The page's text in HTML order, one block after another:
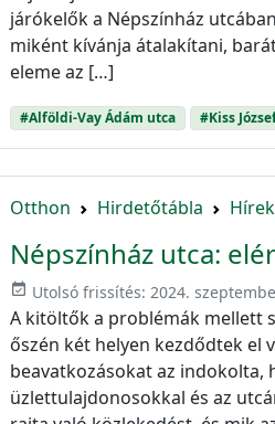
járókelők a Népszínház
miként kívánja átalakítani,
eleme az […]
#Alföldi-Vay Ádám utca #Kiss
Otthon Hirdetőtábla Hírek
Népszínház utca:
event_available Utolsó frissítés:2024.
A kitöltők a problémák mellett
őszén két helyen kezdődtek el
beavatkozásokat az indokolta,
üzlettulajdonosokkal és az